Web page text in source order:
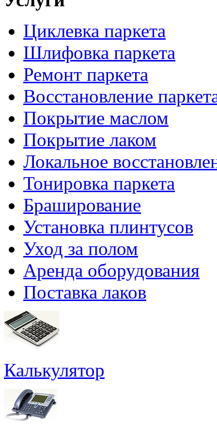
Циклевка паркета
Шлифовка паркета
Ремонт паркета
Восстановление
Покрытие маслом
Покрытие лаком
Локальное
Тонировка паркета
Браширование
Установка плинтусов
Уход за полом
Аренда оборудования
Поставка лаков
Калькулятор